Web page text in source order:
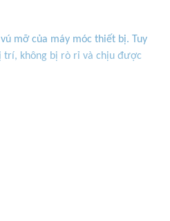
mỡ của máy móc thiết bị. Tuy
trí, không bị rò rỉ và chịu được